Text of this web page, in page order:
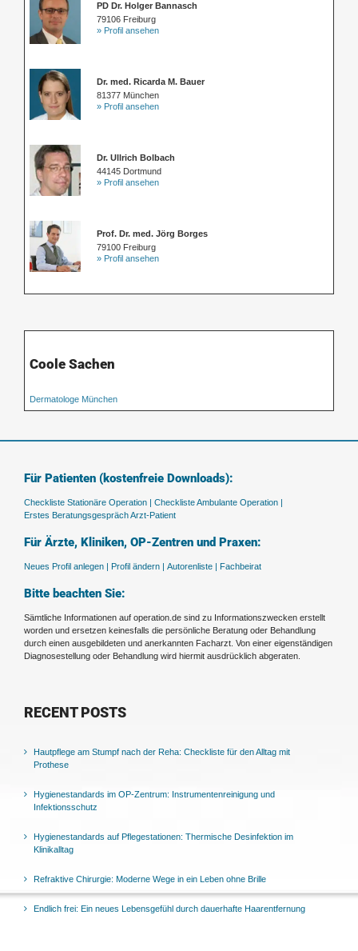
PD Dr. Holger Bannasch
79106 Freiburg
» Profil ansehen
Dr. med. Ricarda M. Bauer
81377 München
» Profil ansehen
Dr. Ullrich Bolbach
44145 Dortmund
» Profil ansehen
Prof. Dr. med. Jörg Borges
79100 Freiburg
» Profil ansehen
Coole Sachen
Dermatologe München
Für Patienten (kostenfreie Downloads):
Checkliste Stationäre Operation | Checkliste Ambulante Operation |
Erstes Beratungsgespräch Arzt-Patient
Für Ärzte, Kliniken, OP-Zentren und Praxen:
Neues Profil anlegen | Profil ändern | Autorenliste | Fachbeirat
Bitte beachten Sie:
Sämtliche Informationen auf operation.de sind zu Informationszwecken erstellt
worden und ersetzen keinesfalls die persönliche Beratung oder Behandlung
durch einen ausgebildeten und anerkannten Facharzt. Von einer eigenständigen
Diagnosestellung oder Behandlung wird hiermit ausdrücklich abgeraten.
RECENT POSTS
Hautpflege am Stumpf nach der Reha: Checkliste für den Alltag mit
Prothese
Hygienestandards im OP-Zentrum: Instrumentenreinigung und
Infektionsschutz
Hygienestandards auf Pflegestationen: Thermische Desinfektion im
Klinikalltag
Refraktive Chirurgie: Moderne Wege in ein Leben ohne Brille
Endlich frei: Ein neues Lebensgefühl durch dauerhafte Haarentfernung